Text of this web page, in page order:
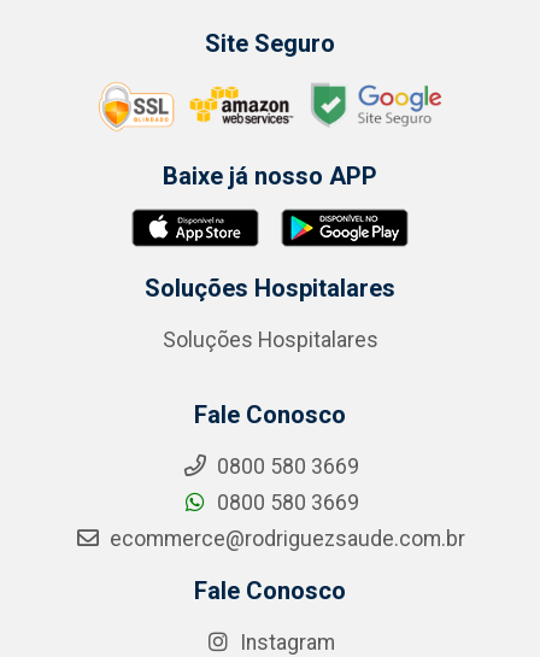
Site Seguro
Baixe já nosso APP
Soluções Hospitalares
Soluções Hospitalares
Fale Conosco
0800 580 3669
0800 580 3669
ecommerce@rodriguezsaude.com.br
Fale Conosco
Instagram